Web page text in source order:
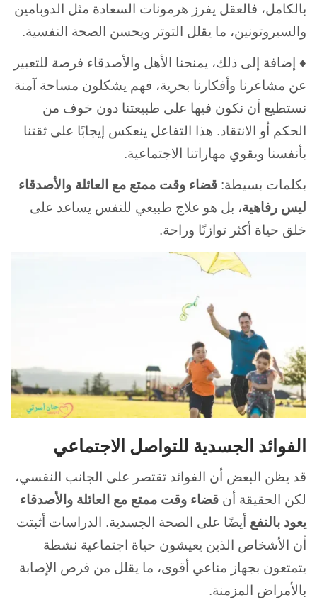
بالكامل، فالعقل يفرز هرمونات السعادة مثل الدوبامين
والسيروتونين، ما يقلل التوتر ويحسن الصحة النفسية.
♦ إضافة إلى ذلك، يمنحنا الأهل والأصدقاء فرصة للتعبير
عن مشاعرنا وأفكارنا بحرية، فهم يشكلون مساحة آمنة
نستطيع أن نكون فيها على طبيعتنا دون خوف من
الحكم أو الانتقاد. هذا التفاعل ينعكس إيجابًا على ثقتنا
بأنفسنا ويقوي مهاراتنا الاجتماعية.
بكلمات بسيطة: قضاء وقت ممتع مع العائلة والأصدقاء
ليس رفاهية، بل هو علاج طبيعي للنفس يساعد على
خلق حياة أكثر توازنًا وراحة.
الفوائد الجسدية للتواصل الاجتماعي
قد يظن البعض أن الفوائد تقتصر على الجانب النفسي،
لكن الحقيقة أن قضاء وقت ممتع مع العائلة والأصدقاء
يعود بالنفع أيضًا على الصحة الجسدية. الدراسات أثبتت
أن الأشخاص الذين يعيشون حياة اجتماعية نشطة
يتمتعون بجهاز مناعي أقوى، ما يقلل من فرص الإصابة
بالأمراض المزمنة.